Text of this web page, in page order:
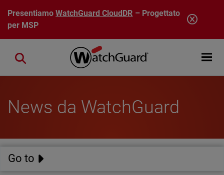
Salta al contenuto principale
PresentiamoWatchGuard CloudDR – Progettato
per MSP
Open
Close search
News da WatchGuard
Go to